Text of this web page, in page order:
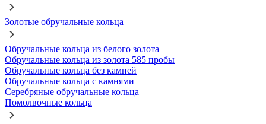
Золотые обручальные кольца
Обручальные кольца из белого золота
Обручальные кольца из золота 585 пробы
Обручальные кольца без камней
Обручальные кольца с камнями
Серебряные обручальные кольца
Помолвочные кольца